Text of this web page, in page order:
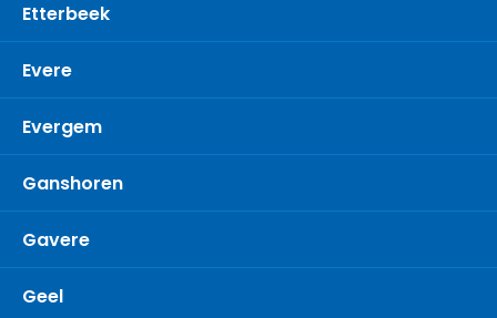
Etterbeek
Evere
Evergem
Ganshoren
Gavere
Geel